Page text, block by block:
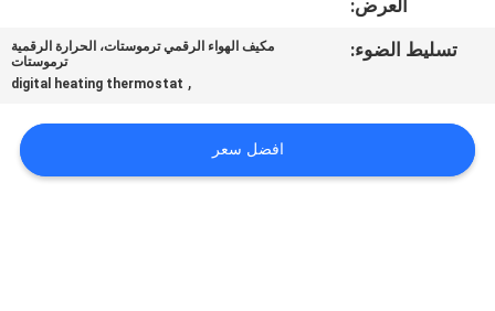
بنا
العرض:
تسليط الضوء:
مكيف الهواء الرقمي ترموستات، الحرارة الرقمية
ترموستات
,
digital heating thermostat
افضل سعر